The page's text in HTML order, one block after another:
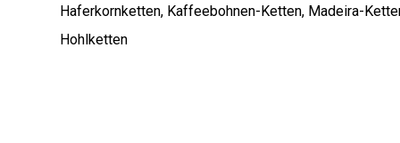
Haferkornketten, Kaffeebohnen-Ketten, Madeira-
Hohlketten